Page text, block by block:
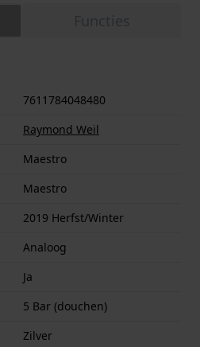
7611784048480
Raymond Weil
Maestro
Maestro
2019 Herfst/Winter
Analoog
Ja
5 Bar (douchen)
Zilver